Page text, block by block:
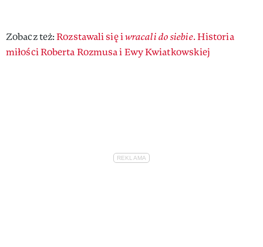
Zobacz też:Rozstawali się iwracali do siebie. Historia
miłości Roberta Rozmusa i Ewy Kwiatkowskiej